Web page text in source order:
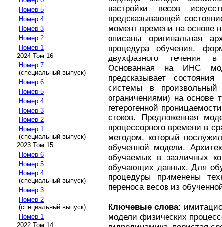
Номер 5
Номер 4
Номер 3
Номер 2
Номер 1
2024 Том 16
Номер 7
(специальный выпуск)
Номер 6
Номер 5
Номер 4
Номер 3
Номер 2
Номер 1
(специальный выпуск)
2023 Том 15
Номер 6
Номер 5
Номер 4
(специальный выпуск)
Номер 3
Номер 2
(специальный выпуск)
Номер 1
2022 Том 14
настройки весов
предсказывающей
момент времени на основе
описаны оригинальная
процедура обучения,
двухфазного течения в
Основанная на ИНС
предсказывает
системы в
ограничениями) на основе
гетерогенной
стоков. Предложенная
процессорного времени в
методом, который
обученной модели.
обучаемых в различных
обучающих данных. Для
процедуры применены
переноса весов из
Ключевые слова:
модели физических